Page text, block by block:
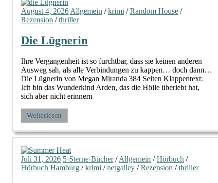
August 4, 2026 Allgemein /krimi /Random House /
Rezension /thriller
Die Lügnerin
Ihre Vergangenheit ist so furchtbar, dass sie keinen anderen
Ausweg sah, als alle Verbindungen zu kappen… doch dann…
Die Lügnerin von Megan Miranda 384 Seiten Klappentext:
Ich bin das Wunderkind Arden, das die Hölle überlebt hat,
sich aber nicht erinnern
Weiterlesen
Juli 31, 2026 5-Sterne-Bücher/Allgemein /Hörbuch /
Hörbuch Hamburg /krimi /netgalley /Rezension /thriller